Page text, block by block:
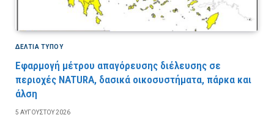
ΔΕΛΤΙΑ ΤΥΠΟΥ
Εφαρμογή μέτρου απαγόρευσης διέλευσης σε
περιοχές NATURA, δασικά οικοσυστήματα, πάρκα και
άλση
5 ΑΥΓΟΎΣΤΟΥ 2026